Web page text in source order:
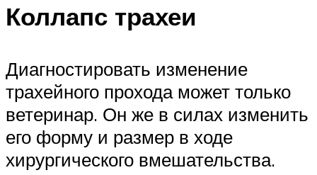
Коллапс трахеи
Диагностировать изменение
трахейного прохода может только
ветеринар. Он же в силах изменить
его форму и размер в ходе
хирургического вмешательства.